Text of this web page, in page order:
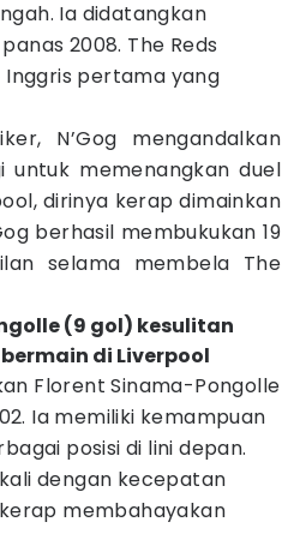
Ia didatangkan
2008. The Reds
Inggris pertama yang
N’Gog mengandalkan
untuk memenangkan duel
dirinya kerap dimainkan
berhasil membukukan 19
selama membela The
(9 gol) kesulitan
di Liverpool
Florent Sinama-Pongolle
Ia memiliki kemampuan
posisi di lini depan.
dengan kecepatan
membahayakan